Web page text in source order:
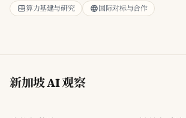
算力基建与研究 国际对标与合作
新加坡 AI 观察